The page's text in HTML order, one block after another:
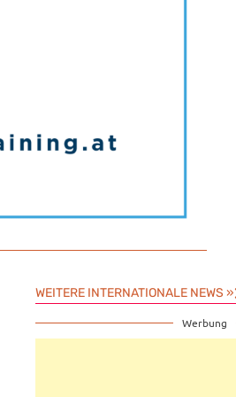
WEITERE INTERNATIONALE NEWS »
Werbung